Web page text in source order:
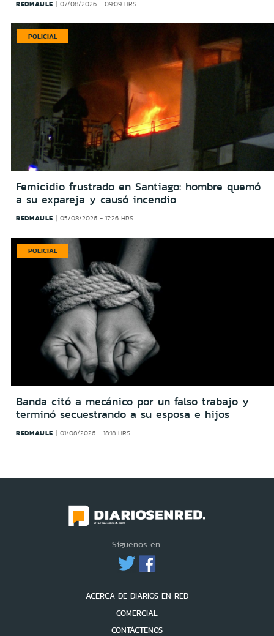
REDMAULE 07/08/2026 - 09:09 HRS
POLICIAL
Femicidio frustrado en Santiago: hombre quemó
a su expareja y causó incendio
REDMAULE 05/08/2026 - 17:26 HRS
POLICIAL
Banda citó a mecánico por un falso trabajo y
terminó secuestrando a su esposa e hijos
REDMAULE 01/08/2026 - 18:18 HRS
Síguenos en:
ACERCA DE DIARIOS EN RED
COMERCIAL
CONTÁCTENOS